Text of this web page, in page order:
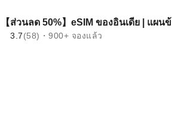
【ส่วนลด 50%】eSIM ของอินเดีย | แผ
3.7(58)・900+ จองแล้ว